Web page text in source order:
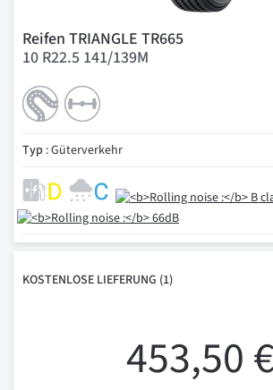
Reifen TRIANGLE TR665
10 R22.5 141/139M
Typ : Güterverkehr
KOSTENLOSE LIEFERUNG (1)
453,50 €